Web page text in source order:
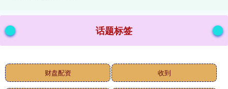
话题标签
财盘配资 收到